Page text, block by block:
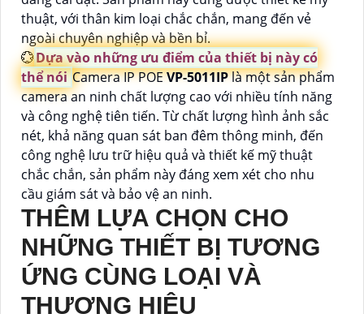
thuật, với thân kim loại chắc chắn, mang đến vẻ
ngoài chuyên nghiệp và bền bỉ.
💮Dựa vào những ưu điểm của thiết bị này có
thể nóiCamera IP POEVP-5011IPlà một sản phẩm
camera an ninh chất lượng cao với nhiều tính năng
và công nghệ tiên tiến. Từ chất lượng hình ảnh sắc
nét, khả năng quan sát ban đêm thông minh, đến
công nghệ lưu trữ hiệu quả và thiết kế mỹ thuật
chắc chắn, sản phẩm này đáng xem xét cho nhu
cầu giám sát và bảo vệ an ninh.
THÊM LỰA CHỌN CHO
NHỮNG THIẾT BỊ TƯƠNG
ỨNG CÙNG LOẠI VÀ
THƯƠNG HIỆU